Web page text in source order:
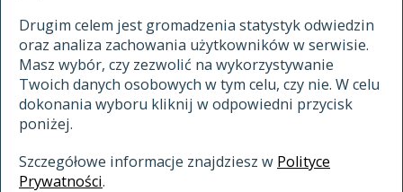
Drugim celem jest gromadzenia statystyk odwiedzin
oraz analiza zachowania użytkowników w serwisie.
Masz wybór, czy zezwolić na wykorzystywanie
Twoich danych osobowych w tym celu, czy nie. W celu
dokonania wyboru kliknij w odpowiedni przycisk
poniżej.
Szczegółowe informacje znajdziesz w Polityce
Prywatności.
materiały archiwalne
cytowanie
kontakt